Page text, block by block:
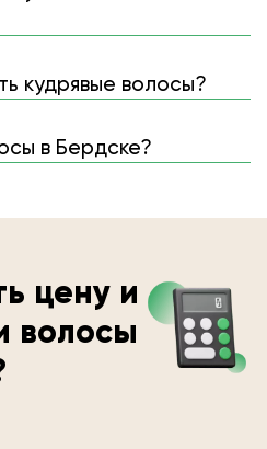
кудрявые волосы?
в Бердске?
цену и
волосы